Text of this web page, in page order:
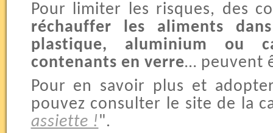
Pour limiter les risques, des
réchauffer les aliments
plastique, aluminium ou
contenants en verre… peuvent
Pour en savoir plus et
pouvez consulter le site de la
assiette !".